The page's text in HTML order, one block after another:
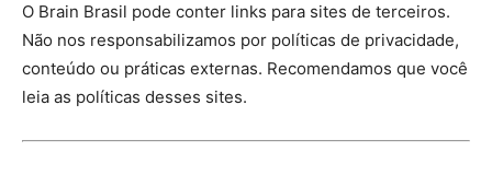
O Brain Brasil pode conter links para sites de terceiros.
Não nos responsabilizamos por políticas de privacidade,
conteúdo ou práticas externas. Recomendamos que você
leia as políticas desses sites.